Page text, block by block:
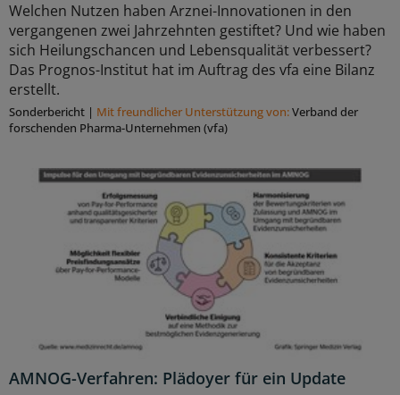
Welchen Nutzen haben Arznei-Innovationen in den
vergangenen zwei Jahrzehnten gestiftet? Und wie haben
sich Heilungschancen und Lebensqualität verbessert?
Das Prognos-Institut hat im Auftrag des vfa eine Bilanz
erstellt.
Sonderbericht | Mit freundlicher Unterstützung von:Verband der
forschenden Pharma-Unternehmen (vfa)
AMNOG-Verfahren: Plädoyer für ein Update